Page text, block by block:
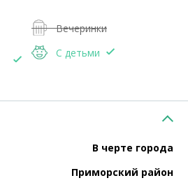
Вечеринки
С детьми
В черте города
Приморский район